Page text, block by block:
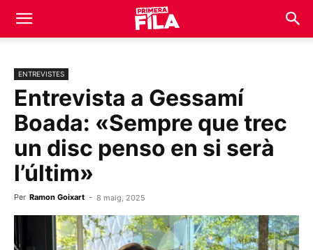
ENTREVISTES
Entrevista a Gessamí
Boada: «Sempre que trec
un disc penso en si serà
l’últim»
Per Ramon Goixart - 8 maig, 2025